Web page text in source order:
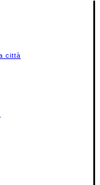
città